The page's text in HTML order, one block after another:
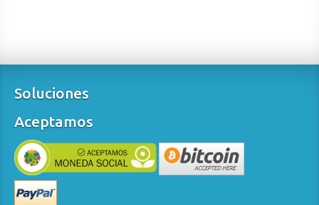
Soluciones
Aceptamos